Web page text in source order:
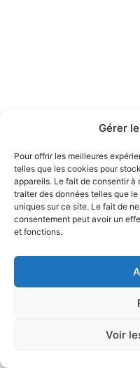
Gérer
Pour offrir les meilleures
telles que les cookies pour
appareils. Le fait de consentir
traiter des données telles que
uniques sur ce site. Le fait de
consentement peut avoir un
et fonctions.
Voir